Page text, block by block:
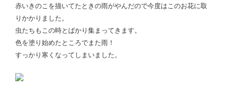
赤いきのこを描いてたときの雨がやんだので今度はこのお花に取
りかかりました。
虫たちもこの時とばかり集まってきます。
色を塗り始めたところでまた雨！
すっかり寒くなってしまいました。